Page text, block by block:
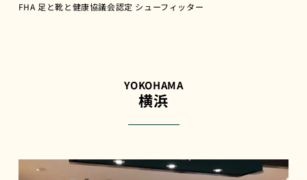
FHA 足と靴と健康協議会認定 シューフィッター
YOKOHAMA
横浜